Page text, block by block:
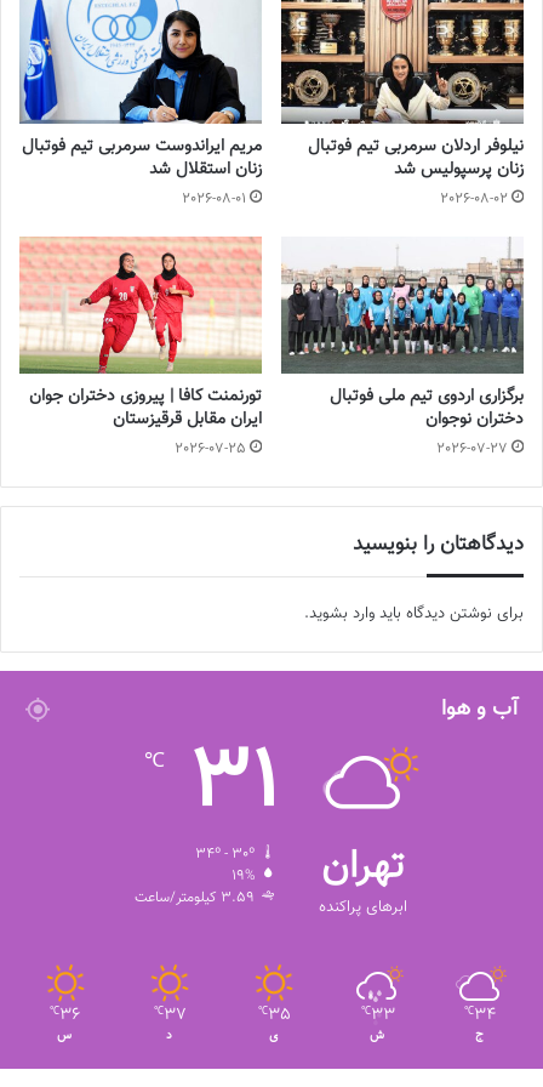
نیلوفر اردلان سرمربی تیم فوتبال
زنان پرسپولیس شد
2026-08-02
مریم ایراندوست سرمربی تیم فوتبال
زنان استقلال شد
2026-08-01
برگزاری اردوی تیم ملی فوتبال
دختران نوجوان
2026-07-27
تورنمنت کافا | پیروزی دختران جوان
ایران مقابل قرقیزستان
2026-07-25
دیدگاهتان را بنویسید
برای نوشتن دیدگاه باید وارد بشوید.
آب و هوا
تهران
ابرهای پراکنده
31
℃
19%
3.59 کیلومتر/ساعت
34
℃
ج
33
℃
ش
35
℃
ی
37
℃
د
36
℃
س